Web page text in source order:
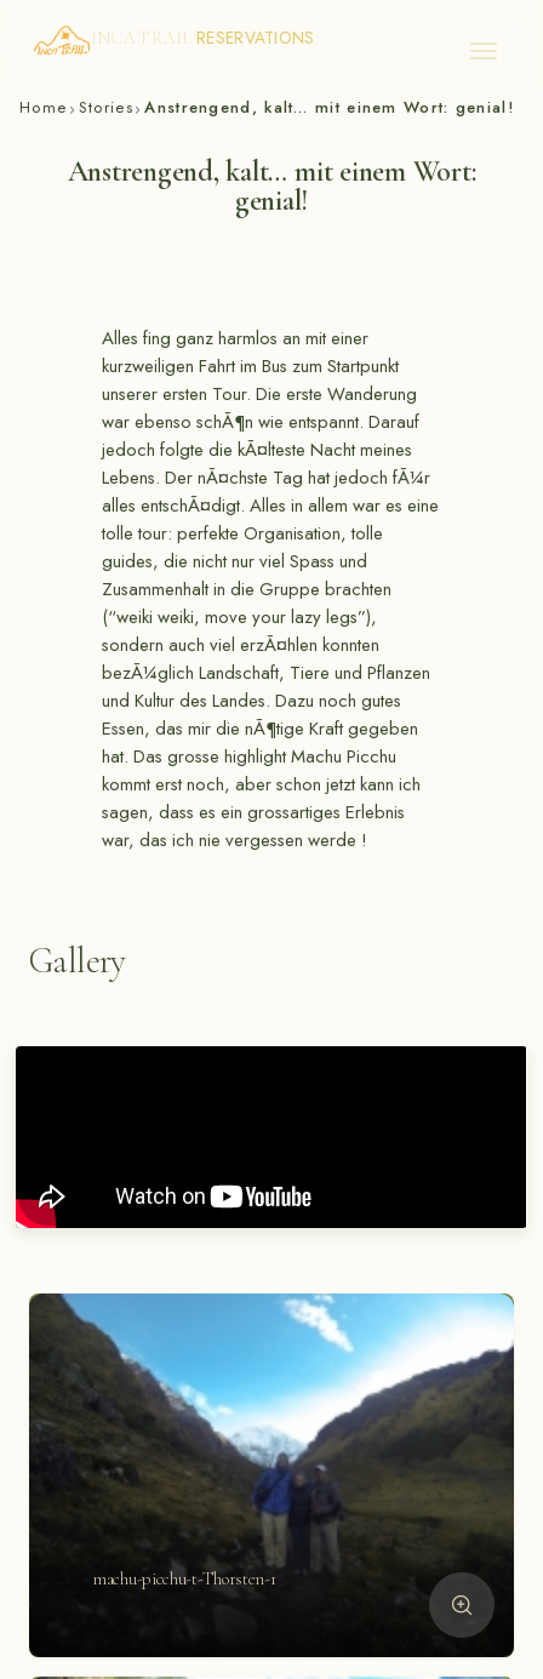
Skip
INCA TRAIL RESERVATIONS
Home › Stories› Anstrengend, kalt… mit einem Wort: genial!
Anstrengend, kalt… mit einem Wort:
genial!
Alles fing ganz harmlos an mit einer
kurzweiligen Fahrt im Bus zum Startpunkt
unserer ersten Tour. Die erste Wanderung
war ebenso schÃ¶n wie entspannt. Darauf
jedoch folgte die kÃ¤lteste Nacht meines
Lebens. Der nÃ¤chste Tag hat jedoch fÃ¼r
alles entschÃ¤digt. Alles in allem war es eine
tolle tour: perfekte Organisation, tolle
guides, die nicht nur viel Spass und
Zusammenhalt in die Gruppe brachten
(“weiki weiki, move your lazy legs”),
sondern auch viel erzÃ¤hlen konnten
bezÃ¼glich Landschaft, Tiere und Pflanzen
und Kultur des Landes. Dazu noch gutes
Essen, das mir die nÃ¶tige Kraft gegeben
hat. Das grosse highlight Machu Picchu
kommt erst noch, aber schon jetzt kann ich
sagen, dass es ein grossartiges Erlebnis
war, das ich nie vergessen werde !
Gallery
machu-picchu-t-Thorsten-1